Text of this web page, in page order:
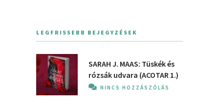
LEGFRISSEBB BEJEGYZÉSEK
SARAH J. MAAS: Tüskék és
rózsák udvara (ACOTAR 1.)
NINCS HOZZÁSZÓLÁS